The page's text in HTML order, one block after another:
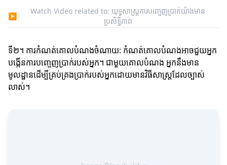
▶
Watch Video related to: យុទ្ធសាស្ត្រការបញ្ចេញប្រាក់យ៉ាងមាន
ប្រសិទ្ធិភាព
ទី២។ ការកំណត់គោលបំណងចំណាយ: កំណត់គោលបំណងអាចជួយអ្នក
បង្កើនការបញ្ចេញប្រាក់របស់អ្នក។ ជាមួយគោលបំណង អ្នកនឹងមាន
មូលដ្ឋានដើម្បីគ្រប់គ្រងប្រាក់របស់អ្នកដោយមានវិធីសាស្ត្រដែលច្បាស់
លាស់។